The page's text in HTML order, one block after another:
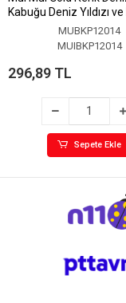
Kabuğu Deniz Yıldızı ve
Detaylı KüpeMUBKP12014
MUIBKP12014
296,89 TL
Sepete Ekle